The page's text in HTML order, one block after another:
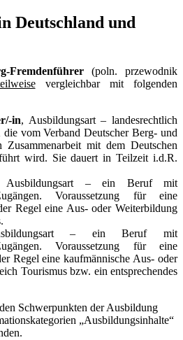
Deutschland und
Fremdenführer(poln. przewodnik
vergleichbar mit folgenden
in, Ausbildungsart – landesrechtlich
die vom Verband Deutscher Berg- und
mit dem Deutschen
wird. Sie dauert in Teilzeit i.d.R.
– ein Beruf mit
Voraussetzung für eine
Regel eine Aus- oder Weiterbildung
– ein Beruf mit
Voraussetzung für eine
Regel eine kaufmännische Aus- oder
Tourismus bzw. ein entsprechendes
Schwerpunkten der Ausbildung
„Ausbildungsinhalte“